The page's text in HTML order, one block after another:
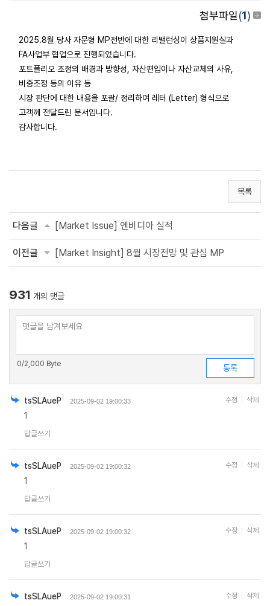
첨부파일(1)
2025.8월 당사 자문형 MP전반에 대한 리밸런싱이 상품지원실과
FA사업부 협업으로 진행되었습니다.
포트폴리오 조정의 배경과 방향성, 자산편입이나 자산교체의 사유,
비중조정 등의 이유 등
시장 판단에 대한 내용을 포괄/ 정리하여 레터 (Letter) 형식으로
고객께 전달드린 문서입니다.
감사합니다.
목록
다음글 [Market Issue] 엔비디아 실적
이전글 [Market Insight] 8월 시장전망 및 관심 MP
931 개의 댓글
0/2,000 Byte
tsSLAueP 2025-09-02 19:00:33
1
답글쓰기
수정 삭제
tsSLAueP 2025-09-02 19:00:32
1
답글쓰기
수정 삭제
tsSLAueP 2025-09-02 19:00:32
1
답글쓰기
수정 삭제
tsSLAueP 2025-09-02 19:00:31 수정 삭제